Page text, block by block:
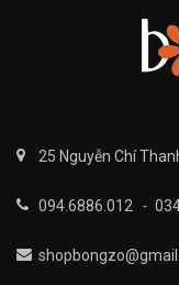
25 Nguyễn Chí
094.6886.012 -